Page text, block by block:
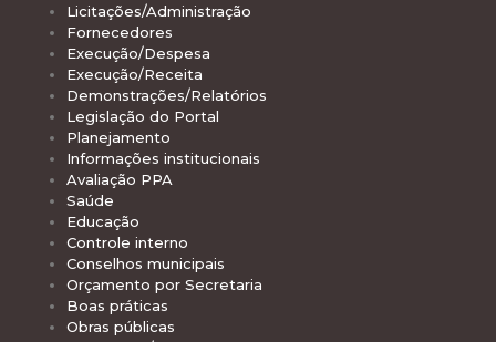
Licitações/Administração
Fornecedores
Execução/Despesa
Execução/Receita
Demonstrações/Relatórios
Legislação do Portal
Planejamento
Informações institucionais
Avaliação PPA
Saúde
Educação
Controle interno
Conselhos municipais
Orçamento por Secretaria
Boas práticas
Obras públicas